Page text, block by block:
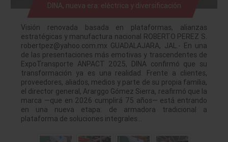
DINA, nueva era: eléctrica y diversificación
Visión renovada basada en plataformas, alianzas
estratégicas y manufactura nacional ROBERTO PEREZ S.
robertpez@yahoo.com.mx GUADALAJARA, JAL.- En una
de las presentaciones más emotivas y trascendentes de
ExpoTransporte ANPACT 2025, DINA confirmó que su
transformación ya es una realidad. Frente a clientes,
proveedores, aliados, medios y parte de su propia familia,
el director general, Ararggo Gómez Sierra, reafirmó que la
marca —que en 2026 cumplirá 75 años— está entrando
en una nueva etapa: de armadora tradicional a
plataforma de soluciones integrales…